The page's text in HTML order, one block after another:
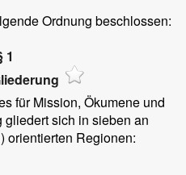
Ordnung beschlossen:
1
für Mission, Ökumene und
sich in sieben an
orientierten Regionen: